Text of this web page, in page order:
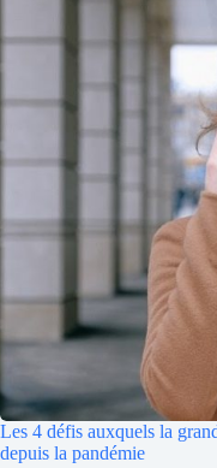
Les 4 défis auxquels la
depuis la pandémie